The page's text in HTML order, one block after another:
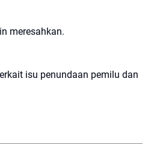
meresahkan.
isu penundaan pemilu dan